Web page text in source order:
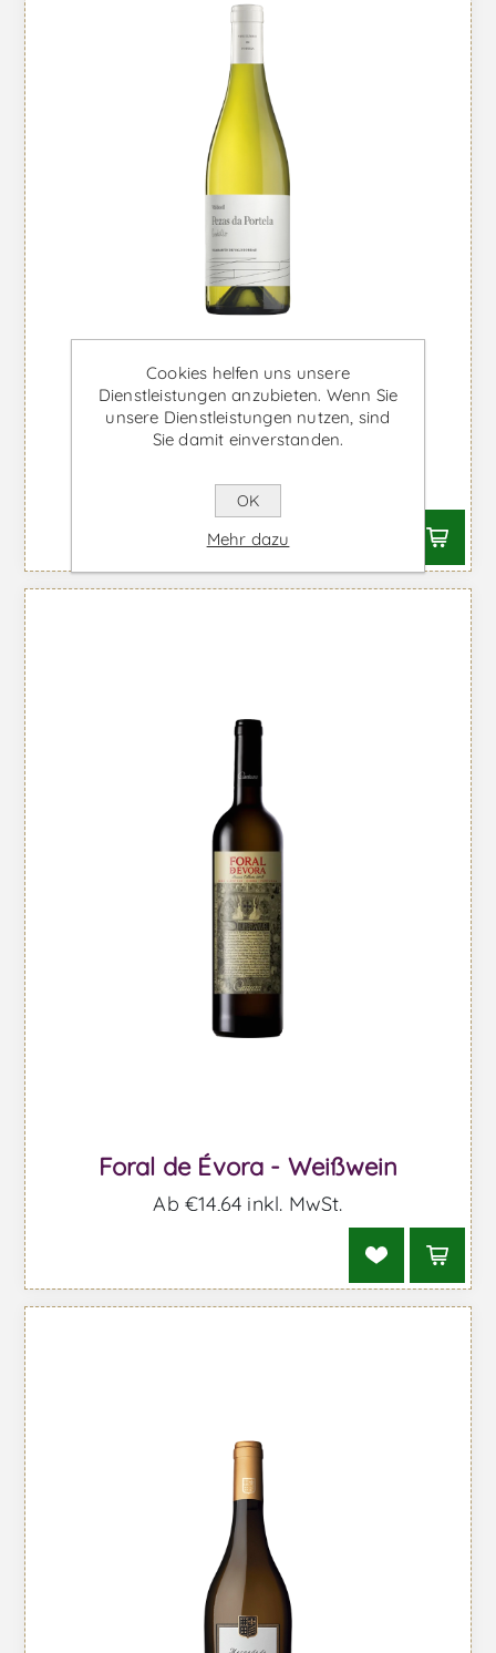
Pezas de Portela - Weißwein
Ab €49,78 inkl. MwSt.
Foral de Évora - Weißwein
Ab €14,64 inkl. MwSt.
Cookies helfen uns unsere
Dienstleistungen anzubieten. Wenn Sie
unsere Dienstleistungen nutzen, sind
Sie damit einverstanden.
OK
Mehr dazu